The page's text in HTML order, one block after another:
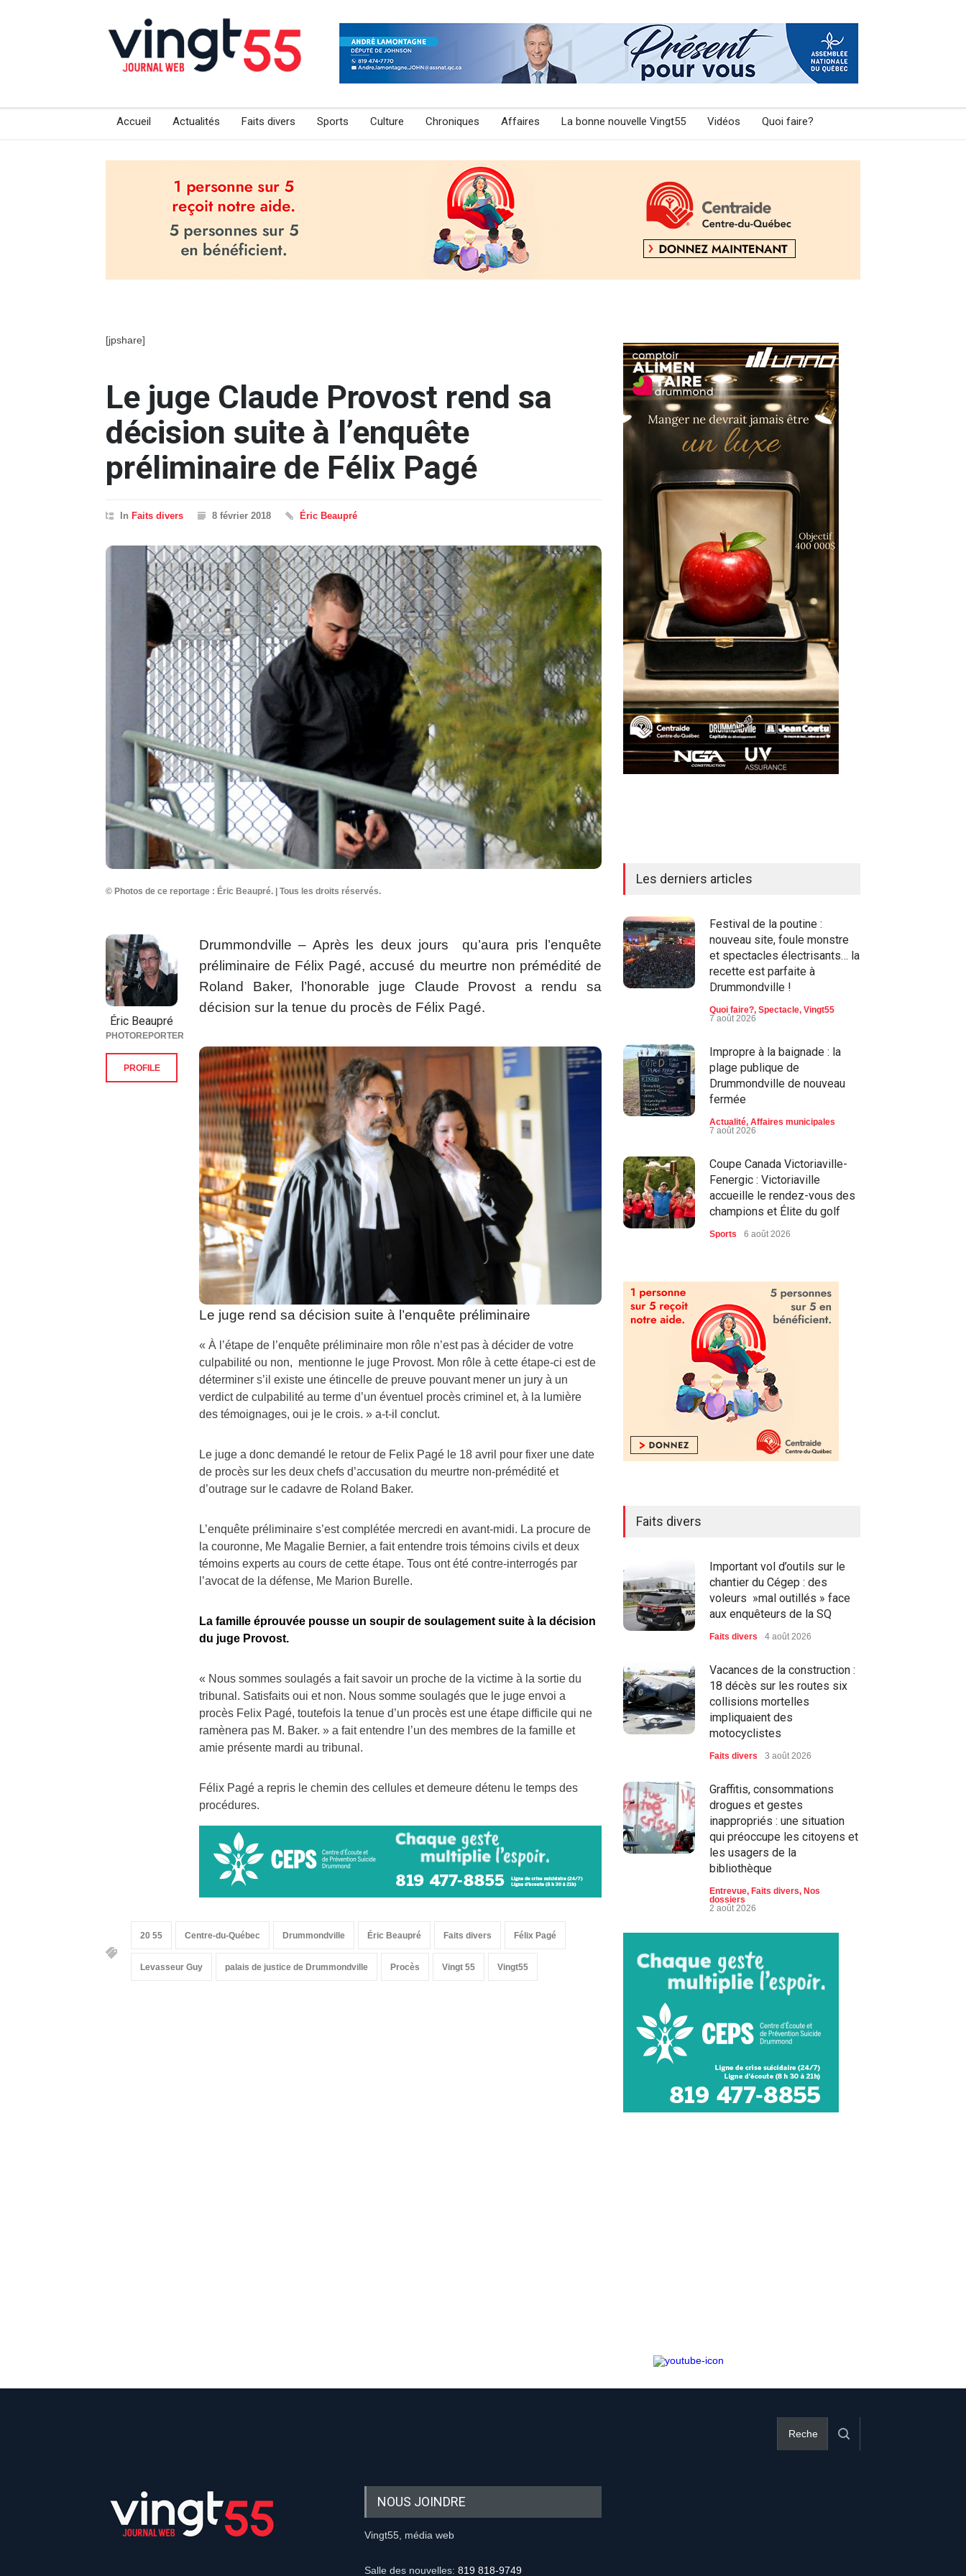
Accueil Actualités Faits divers Sports Culture Chroniques Affaires La bonne nouvelle Vingt55 Vidéos Quoi faire?
[jpshare]
Le juge Claude Provost rend sa
décision suite à l’enquête
préliminaire de Félix Pagé
In Faits divers 8 février 2018 Éric Beaupré
© Photos de ce reportage : Éric Beaupré. | Tous les droits réservés.
Drummondville – Après les deux jours qu’aura pris l’enquête
préliminaire de Félix Pagé, accusé du meurtre non prémédité de
Roland Baker, l’honorable juge Claude Provost a rendu sa
décision sur la tenue du procès de Félix Pagé.
Le juge rend sa décision suite à l’enquête préliminaire
« À l’étape de l’enquête préliminaire mon rôle n’est pas à décider de votre
culpabilité ou non, mentionne le juge Provost. Mon rôle à cette étape-ci est de
déterminer s’il existe une étincelle de preuve pouvant mener un jury à un
verdict de culpabilité au terme d’un éventuel procès criminel et, à la lumière
des témoignages, oui je le crois. » a-t-il conclut.
Le juge a donc demandé le retour de Felix Pagé le 18 avril pour fixer une date
de procès sur les deux chefs d’accusation du meurtre non-prémédité et
d’outrage sur le cadavre de Roland Baker.
L’enquête préliminaire s’est complétée mercredi en avant-midi. La procure de
la couronne, Me Magalie Bernier, a fait entendre trois témoins civils et deux
témoins experts au cours de cette étape. Tous ont été contre-interrogés par
l’avocat de la défense, Me Marion Burelle.
La famille éprouvée pousse un soupir de soulagement suite à la décision
du juge Provost.
« Nous sommes soulagés a fait savoir un proche de la victime à la sortie du
tribunal. Satisfaits oui et non. Nous somme soulagés que le juge envoi a
procès Felix Pagé, toutefois la tenue d’un procès est une étape difficile qui ne
ramènera pas M. Baker. » a fait entendre l’un des membres de la famille et
amie présente mardi au tribunal.
Félix Pagé a repris le chemin des cellules et demeure détenu le temps des
procédures.
Éric Beaupré
PHOTOREPORTER
PROFILE
20 55 Centre-du-Québec Drummondville Éric Beaupré Faits divers Félix Pagé
Levasseur Guy palais de justice de Drummondville Procès Vingt 55 Vingt55
Les derniers articles
Festival de la poutine :
nouveau site, foule monstre
et spectacles électrisants… la
recette est parfaite à
Drummondville !
Quoi faire?, Spectacle, Vingt55
7 août 2026
Impropre à la baignade : la
plage publique de
Drummondville de nouveau
fermée
Actualité, Affaires municipales
7 août 2026
Coupe Canada Victoriaville-
Fenergic : Victoriaville
accueille le rendez-vous des
champions et Élite du golf
Sports 6 août 2026
Faits divers
Important vol d’outils sur le
chantier du Cégep : des
voleurs »mal outillés » face
aux enquêteurs de la SQ
Faits divers 4 août 2026
Vacances de la construction :
18 décès sur les routes six
collisions mortelles
impliquaient des
motocyclistes
Faits divers 3 août 2026
Graffitis, consommations
drogues et gestes
inappropriés : une situation
qui préoccupe les citoyens et
les usagers de la
bibliothèque
Entrevue, Faits divers, Nos
dossiers
2 août 2026
NOUS JOINDRE
Vingt55, média web
Salle des nouvelles: 819 818-9749